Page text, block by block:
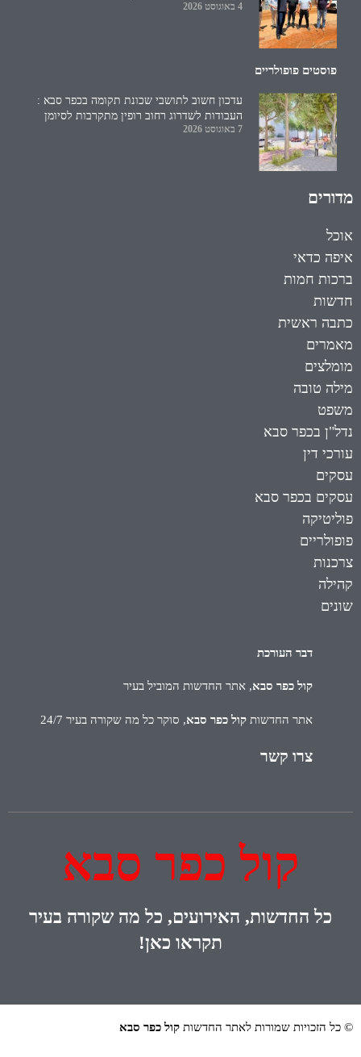
4 באוגוסט 2026
פוסטים פופולריים
עדכון חשוב לתושבי שכונת תקומה בכפר סבא :
העבודות לשדרוג רחוב רופין מתקרבות לסיומן
7 באוגוסט 2026
מדורים
אוכל
איפה כדאי
ברכות חמות
חדשות
כתבה ראשית
מאמרים
מומלצים
מילה טובה
משפט
נדל"ן בכפר סבא
עורכי דין
עסקים
עסקים בכפר סבא
פוליטיקה
פופולריים
צרכנות
קהילה
שונים
דבר העורכת
קול כפר סבא, אתר החדשות המוביל בעיר
אתר החדשות קול כפר סבא, סוקר כל מה שקורה בעיר 24/7
צרו קשר
קול כפר סבא
כל החדשות, האירועים, כל מה שקורה בעיר
תקראו כאן!
© כל הזכויות שמורות לאתר החדשות קול כפר סבא